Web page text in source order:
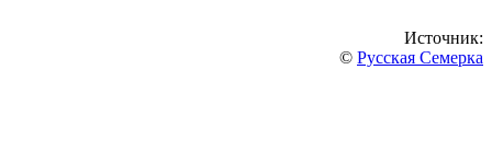
Источник:
© Русская Семерка